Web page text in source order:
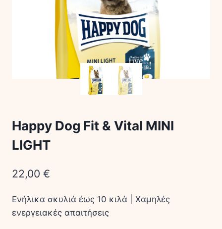
Happy Dog Fit & Vital MINI
LIGHT
22,00 €
Ενήλικα σκυλιά έως 10 κιλά | Χαμηλές
ενεργειακές απαιτήσεις